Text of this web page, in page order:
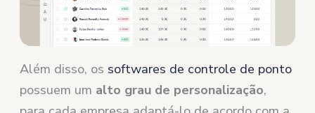
Além disso, os softwares de controle de ponto
possuem um alto grau de personalização,